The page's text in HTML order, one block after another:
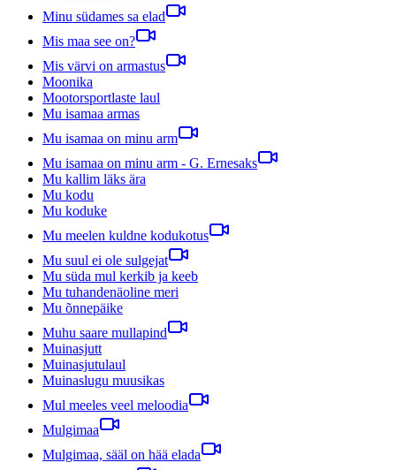
Minu südames sa elad
Mis maa see on?
Mis värvi on armastus
Moonika
Mootorsportlaste laul
Mu isamaa armas
Mu isamaa on minu arm
Mu isamaa on minu arm - G. Ernesaks
Mu kallim läks ära
Mu kodu
Mu koduke
Mu meelen kuldne kodukotus
Mu suul ei ole sulgejat
Mu süda mul kerkib ja keeb
Mu tuhandenäoline meri
Mu õnnepäike
Muhu saare mullapind
Muinasjutt
Muinasjutulaul
Muinaslugu muusikas
Mul meeles veel meloodia
Mulgimaa
Mulgimaa, sääl on hää elada